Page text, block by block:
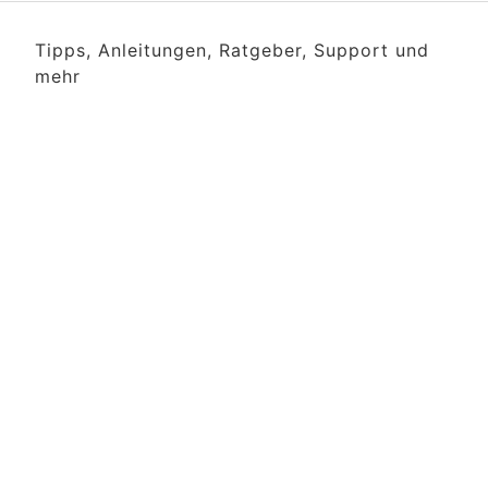
Tipps, Anleitungen, Ratgeber, Support und
mehr